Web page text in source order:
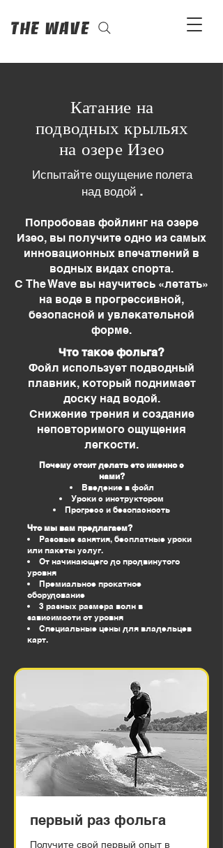
The Wave
Катание на
подводных крыльях
на озере Изео
Испытайте ощущение полета
над водой .
Попробовав фойлинг на озере
Изео, вы получите одно из самых
инновационных впечатлений в
водных видах спорта.
С The Wave вы научитесь «летать»
на воде в прогрессивной,
безопасной и увлекательной
форме.
Что такое фольга?
Фойл использует подводный
плавник, который поднимает
доску над водой.
Снижение трения и создание
неповторимого ощущения
легкости.
Почему стоит делать это именно с
нами?
Введение в фойл
Уроки с инструктором
Прогресс и безопасность
Что мы вам предлагаем?
Разовые занятия, бесплатные уроки
или пакеты услуг.
От начинающего до продвинутого
уровня
Премиальное прокатное
оборудование
3 разных размера волн в
зависимости от уровня
Специальные цены для владельцев
карт.
первый раз фольга
Получите свой первый опыт в